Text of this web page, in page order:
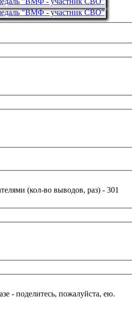
(кол-во выводов, раз) - 301
- поделитесь, пожалуйста, ею.